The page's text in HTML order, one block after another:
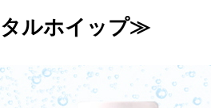
ルホイップ≫